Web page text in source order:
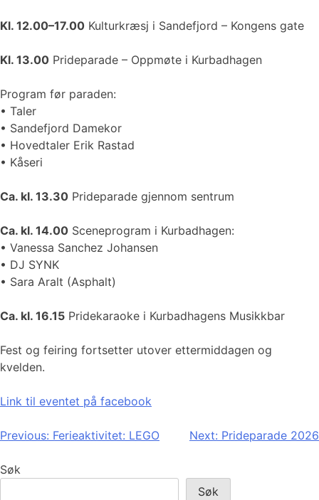
Kl. 12.00–17.00 Kulturkræsj i Sandefjord – Kongens gate
Kl. 13.00 Prideparade – Oppmøte i Kurbadhagen
Program før paraden:
• Taler
• Sandefjord Damekor
• Hovedtaler Erik Rastad
• Kåseri
Ca. kl. 13.30 Prideparade gjennom sentrum
Ca. kl. 14.00 Sceneprogram i Kurbadhagen:
• Vanessa Sanchez Johansen
• DJ SYNK
• Sara Aralt (Asphalt)
Ca. kl. 16.15 Pridekaraoke i Kurbadhagens Musikkbar
Fest og feiring fortsetter utover ettermiddagen og
kvelden.
Link til eventet på facebook
Innleggsnavigasjon
Previous: Ferieaktivitet: LEGO Next: Prideparade 2026
Søk
Søk